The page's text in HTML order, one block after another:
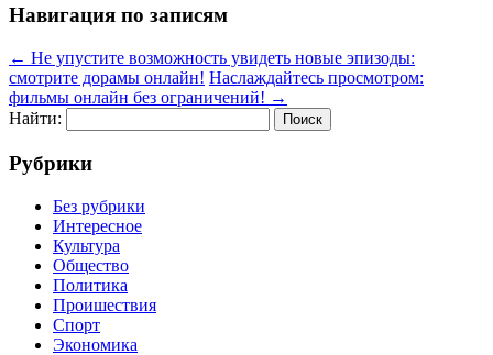
Навигация по записям
← Не упустите возможность увидеть новые эпизоды:
смотрите дорамы онлайн! Наслаждайтесь просмотром:
фильмы онлайн без ограничений! →
Найти:
Рубрики
Без рубрики
Интересное
Культура
Общество
Политика
Проишествия
Спорт
Экономика